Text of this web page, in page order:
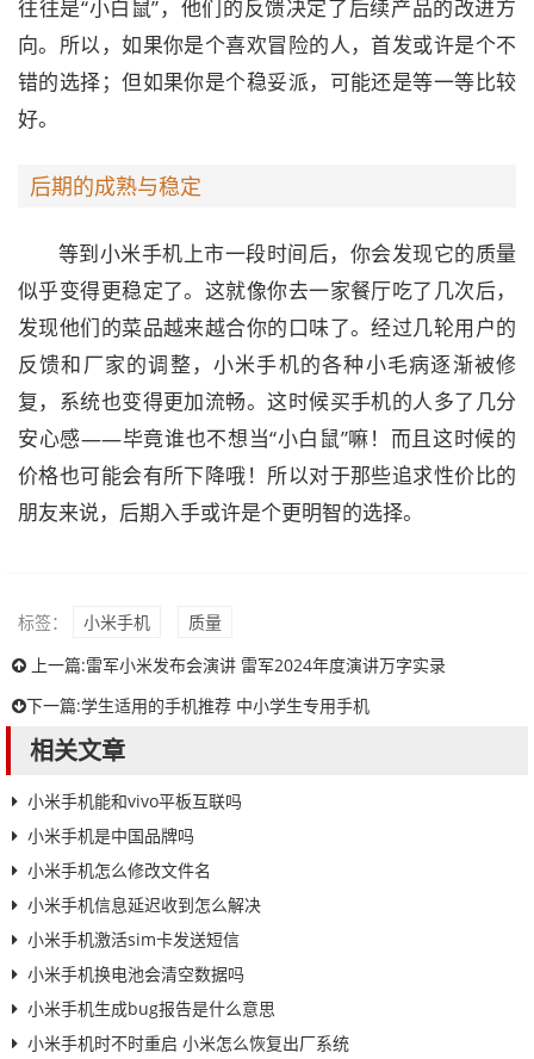
往往是“小白鼠”，他们的反馈决定了后续产品的改进方
向。所以，如果你是个喜欢冒险的人，首发或许是个不
错的选择；但如果你是个稳妥派，可能还是等一等比较
好。
后期的成熟与稳定
等到小米手机上市一段时间后，你会发现它的质量
似乎变得更稳定了。这就像你去一家餐厅吃了几次后，
发现他们的菜品越来越合你的口味了。经过几轮用户的
反馈和厂家的调整，小米手机的各种小毛病逐渐被修
复，系统也变得更加流畅。这时候买手机的人多了几分
安心感——毕竟谁也不想当“小白鼠”嘛！而且这时候的
价格也可能会有所下降哦！所以对于那些追求性价比的
朋友来说，后期入手或许是个更明智的选择。
标签： 小米手机
质量
上一篇:雷军小米发布会演讲 雷军2024年度演讲万字实录
下一篇:学生适用的手机推荐 中小学生专用手机
相关文章
小米手机能和vivo平板互联吗
小米手机是中国品牌吗
小米手机怎么修改文件名
小米手机信息延迟收到怎么解决
小米手机激活sim卡发送短信
小米手机换电池会清空数据吗
小米手机生成bug报告是什么意思
小米手机时不时重启 小米怎么恢复出厂系统